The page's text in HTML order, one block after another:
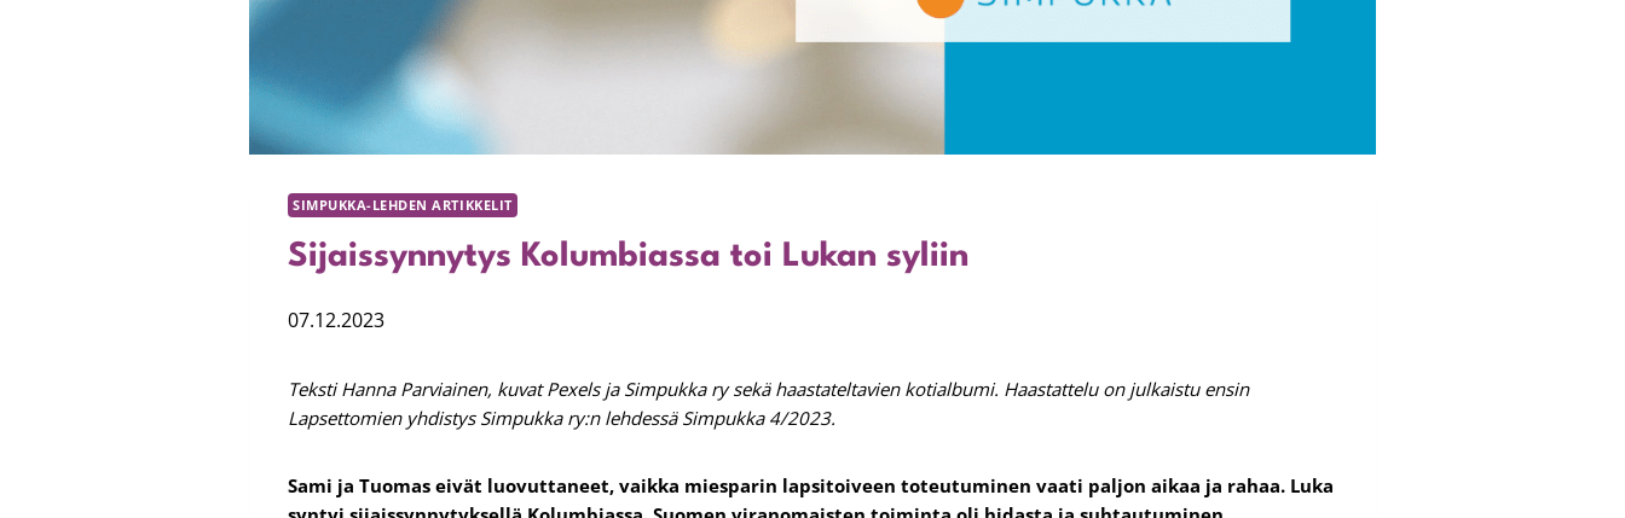
SIMPUKKA-LEHDEN ARTIKKELIT
Sijaissynnytys Kolumbiassa toi Lukan syliin
07.12.2023
Teksti Hanna Parviainen, kuvat Pexels ja Simpukka ry sekä haastateltavien kotialbumi. Haastattelu on julkaistu ensin
Lapsettomien yhdistys Simpukka ry:n lehdessä Simpukka 4/2023.
Sami ja Tuomas eivät luovuttaneet, vaikka miesparin lapsitoiveen toteutuminen vaati paljon aikaa ja rahaa. Luka